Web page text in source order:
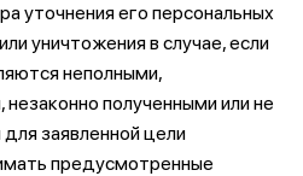
уточнения его персональных
уничтожения в случае, если
неполными,
полученными или не
заявленной цели
предусмотренные